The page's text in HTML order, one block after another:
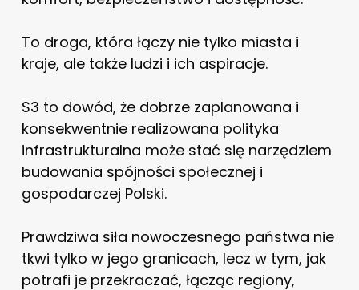
To droga, która łączy nie tylko miasta i
kraje, ale także ludzi i ich aspiracje.
S3 to dowód, że dobrze zaplanowana i
konsekwentnie realizowana polityka
infrastrukturalna może stać się narzędziem
budowania spójności społecznej i
gospodarczej Polski.
Prawdziwa siła nowoczesnego państwa nie
tkwi tylko w jego granicach, lecz w tym, jak
potrafi je przekraczać, łącząc regiony,